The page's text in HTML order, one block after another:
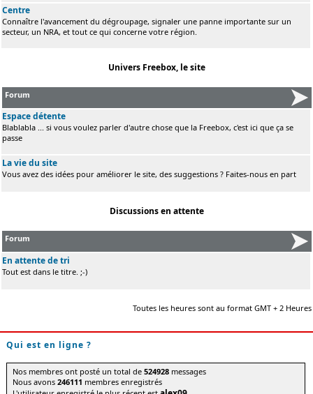
Centre
Connaître l'avancement du dégroupage, signaler une panne importante sur un
secteur, un NRA, et tout ce qui concerne votre région.
Univers Freebox, le site
Forum
Espace détente
Blablabla ... si vous voulez parler d'autre chose que la Freebox, c'est ici que ça se
passe
La vie du site
Vous avez des idées pour améliorer le site, des suggestions ? Faites-nous en part
Discussions en attente
Forum
En attente de tri
Tout est dans le titre. ;-)
Toutes les heures sont au format GMT + 2 Heures
Qui est en ligne ?
Nos membres ont posté un total de524928 messages
Nous avons246111 membres enregistrés